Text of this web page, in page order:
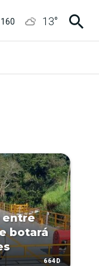
13°
entre
botará
664D